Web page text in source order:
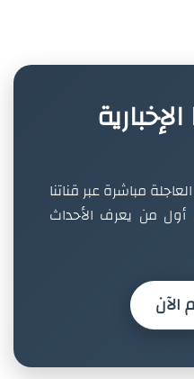
مباشرة عبر قناتنا
أول من يعرف الأحداث
الآن